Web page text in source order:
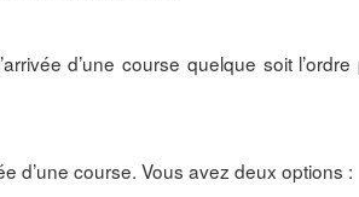
d’une course quelque soit
d’une course. Vous avez deux options :